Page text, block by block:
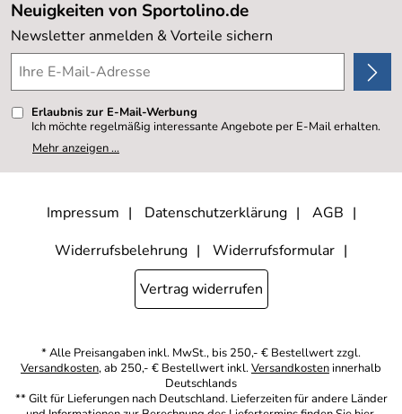
Kundenlogin
Kundenbewertungen (20.177)
4,8/5*****
Neuigkeiten von Sportolino.de
Newsletter anmelden & Vorteile sichern
Erlaubnis zur E-Mail-Werbung
Ich möchte regelmäßig interessante Angebote per E-Mail erhalten.
Meine E-Mail-Adresse wird nicht an andere Unternehmen
weitergegeben. Zu statistischen Zwecken wird in anonymer Form
kann ich jederzeit mit Wirkung für die Zukunft widerrufen, indem ich
den Link "Abmelden" am Ende des Newsletters anklicke oder die
Datenschutzerklärung habe ich zur Kenntnis genommen.
Mehr anzeigen ...
Impressum Datenschutzerklärung
AGB
Widerrufsbelehrung
Widerrufsformular
Vertrag widerrufen
* Alle Preisangaben inkl. MwSt., bis 250,- € Bestellwert zzgl.
Versandkosten, ab 250,- € Bestellwert inkl.Versandkosten innerhalb
Deutschlands
** Gilt für Lieferungen nach Deutschland. Lieferzeiten für andere Länder